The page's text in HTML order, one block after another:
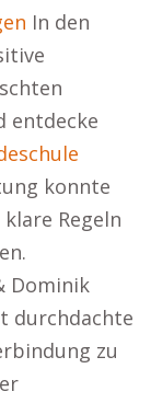
In den
entdecke
konnte
Regeln
Dominik
durchdachte
zu